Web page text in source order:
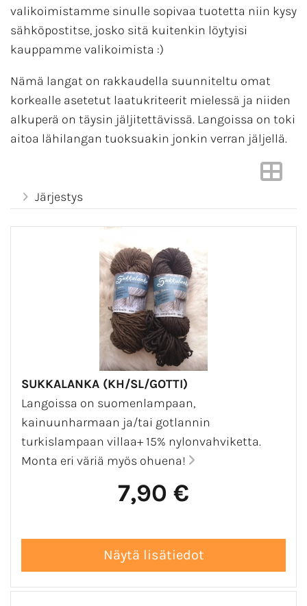
valikoimistamme sinulle sopivaa tuotetta niin kysy
sähköpostitse, josko sitä kuitenkin löytyisi
kauppamme valikoimista :)
Nämä langat on rakkaudella suunniteltu omat
korkealle asetetut laatukriteerit mielessä ja niiden
alkuperä on täysin jäljitettävissä. Langoissa on toki
aitoa lähilangan tuoksuakin jonkin verran jäljellä.
Järjestys
SUKKALANKA (KH/SL/GOTTI)
Langoissa on suomenlampaan,
kainuunharmaan ja/tai gotlannin
turkislampaan villaa+ 15% nylonvahviketta.
Monta eri väriä myös ohuena!
7,90 €